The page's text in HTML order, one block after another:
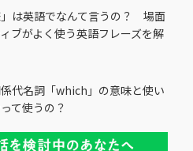
」は英語でなんて言うの？ 場面
ブがよく使う英語フレーズを解
係代名詞「which」の意味と使い
て使うの？